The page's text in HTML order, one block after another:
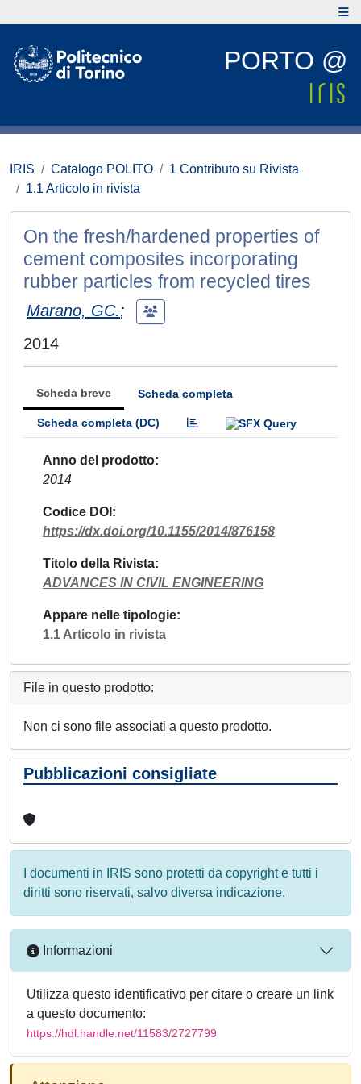
PORTO @
IRIS Catalogo POLITO
1 Contributo su Rivista
1.1 Articolo in rivista
On the fresh/hardened properties of
cement composites incorporating
rubber particles from recycled tires
Marano, GC.;
2014
Scheda breve Scheda completa
Scheda completa (DC)
Anno del prodotto
2014
Codice DOI
https://dx.doi.org/10.1155/2014/876158
Titolo della Rivista
ADVANCES IN CIVIL ENGINEERING
Appare nelle tipologie
1.1 Articolo in rivista
File in questo prodotto:
Non ci sono file associati a questo prodotto.
Pubblicazioni consigliate
I documenti in IRIS sono protetti da copyright e tutti i
diritti sono riservati, salvo diversa indicazione.
Informazioni
Utilizza questo identificativo per citare o creare un link
a questo documento:
https://hdl.handle.net/11583/2727799